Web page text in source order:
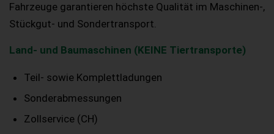
Fahrzeuge garantieren höchste Qualität im Maschinen-,
Stückgut- und Sondertransport.
Land- und Baumaschinen (KEINE Tiertransporte)
Teil- sowie Komplettladungen
Sonderabmessungen
Zollservice (CH)